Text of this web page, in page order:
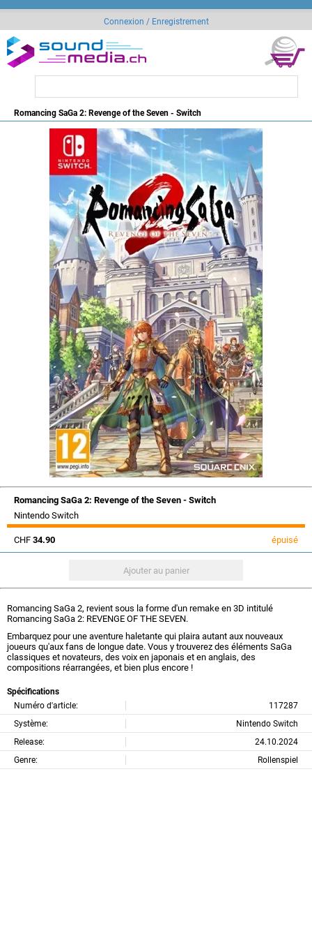
Connexion / Enregistrement
Romancing SaGa 2: Revenge of the Seven - Switch
Romancing SaGa 2: Revenge of the Seven - Switch
Nintendo Switch
CHF 34.90 épuisé
Romancing SaGa 2, revient sous la forme d'un remake en 3D intitulé
Romancing SaGa 2: REVENGE OF THE SEVEN.
Embarquez pour une aventure haletante qui plaira autant aux nouveaux
joueurs qu'aux fans de longue date. Vous y trouverez des éléments SaGa
classiques et novateurs, des voix en japonais et en anglais, des
compositions réarrangées, et bien plus encore !
Spécifications
Numéro d'article:
117287
Système:
Nintendo Switch
Release:
24.10.2024
Genre:
Rollenspiel